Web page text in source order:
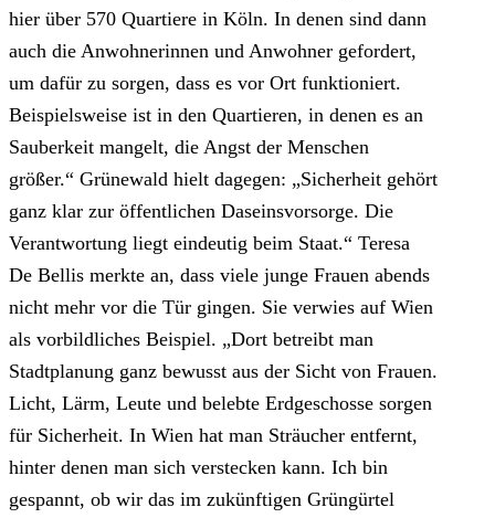
hier über 570 Quartiere in Köln. In denen sind dann
auch die Anwohnerinnen und Anwohner gefordert,
um dafür zu sorgen, dass es vor Ort funktioniert.
Beispielsweise ist in den Quartieren, in denen es an
Sauberkeit mangelt, die Angst der Menschen
größer.“ Grünewald hielt dagegen: „Sicherheit gehört
ganz klar zur öffentlichen Daseinsvorsorge. Die
Verantwortung liegt eindeutig beim Staat.“ Teresa
De Bellis merkte an, dass viele junge Frauen abends
nicht mehr vor die Tür gingen. Sie verwies auf Wien
als vorbildliches Beispiel. „Dort betreibt man
Stadtplanung ganz bewusst aus der Sicht von Frauen.
Licht, Lärm, Leute und belebte Erdgeschosse sorgen
für Sicherheit. In Wien hat man Sträucher entfernt,
hinter denen man sich verstecken kann. Ich bin
gespannt, ob wir das im zukünftigen Grüngürtel